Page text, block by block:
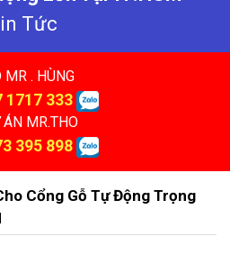
Tức
MR . HÙNG
1717 333
ÁN MR.THO
395 898
Cổng Gỗ Tự Động Trọng